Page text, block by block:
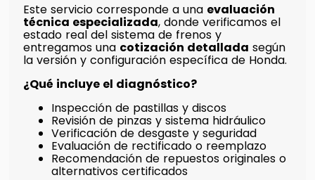
Este servicio corresponde a una evaluación
técnica especializada, donde verificamos el
estado real del sistema de frenos y
entregamos una cotización detallada según
la versión y configuración específica de Honda.
¿Qué incluye el diagnóstico?
Inspección de pastillas y discos
Revisión de pinzas y sistema hidráulico
Verificación de desgaste y seguridad
Evaluación de rectificado o reemplazo
Recomendación de repuestos originales o
alternativos certificados